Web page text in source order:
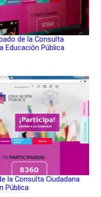
de la Consulta
Educación Pública
la Consulta Ciudadana
Pública